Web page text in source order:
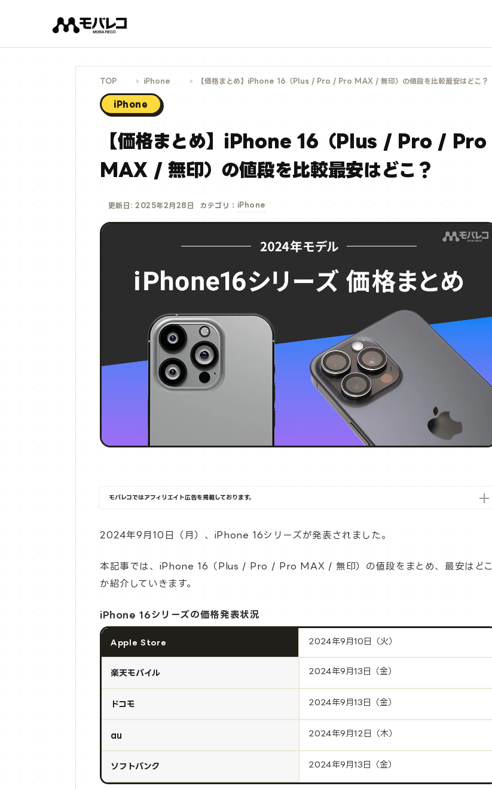
ス
TOP iPhone 【価格まとめ】iPhone 16（Plus / Pro / Pro MAX / 無印）の値段を比較│最安はどこ？
iPhone
【価格まとめ】iPhone 16（Plus / Pro / Pro
MAX / 無印）の値段を比較│最安はどこ？
更新日: 2025年2月28日 カテゴリ： iPhone
モバレコではアフィリエイト広告を掲載しております。
2024年9月10日（月）、iPhone 16シリーズが発表されました。
本記事では、iPhone 16（Plus / Pro / Pro MAX / 無印）の値段をまとめ、最安はどこ
か紹介していきます。
iPhone 16シリーズの価格発表状況
Apple Store 2024年9月10日（火）
楽天モバイル 2024年9月13日（金）
ドコモ 2024年9月13日（金）
au 2024年9月12日（木）
ソフトバンク 2024年9月13日（金）